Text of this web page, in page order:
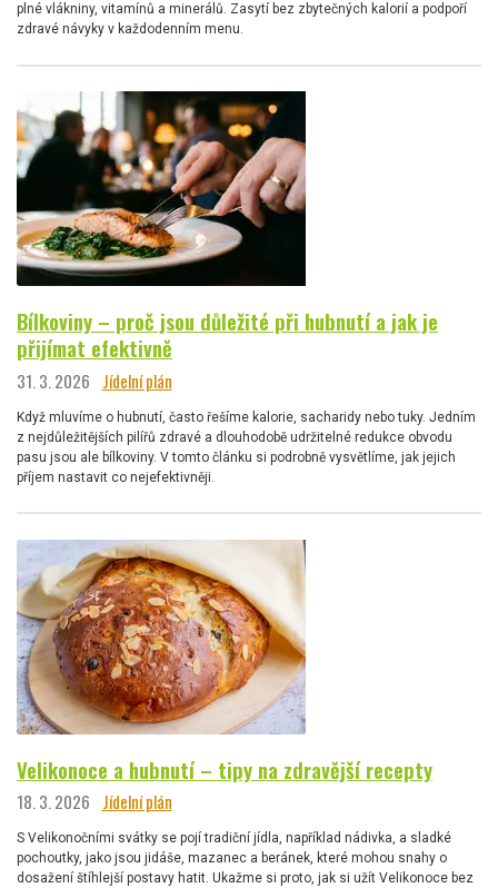
plné vlákniny, vitamínů a minerálů. Zasytí bez zbytečných kalorií a podpoří
zdravé návyky v každodenním menu.
Bílkoviny – proč jsou důležité při hubnutí a jak je
přijímat efektivně
31. 3. 2026 Jídelní plán
Když mluvíme o hubnutí, často řešíme kalorie, sacharidy nebo tuky. Jedním
z nejdůležitějších pilířů zdravé a dlouhodobě udržitelné redukce obvodu
pasu jsou ale bílkoviny. V tomto článku si podrobně vysvětlíme, jak jejich
příjem nastavit co nejefektivněji.
Velikonoce a hubnutí – tipy na zdravější recepty
18. 3. 2026 Jídelní plán
S Velikonočními svátky se pojí tradiční jídla, například nádivka, a sladké
pochoutky, jako jsou jidáše, mazanec a beránek, které mohou snahy o
dosažení štíhlejší postavy hatit. Ukažme si proto, jak si užít Velikonoce bez